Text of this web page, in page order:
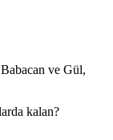
ve Gül,
kalan?